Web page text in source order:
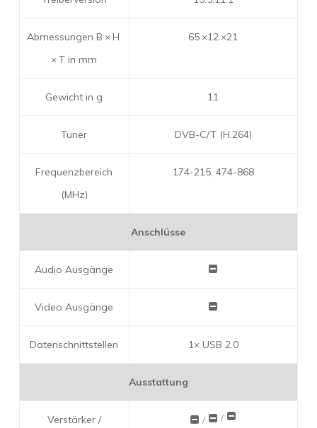
Abmessungen B × H
× T in mm
65 ×12 ×21
Gewicht in g 11
Tuner DVB-C/T (H.264)
Frequenzbereich
(MHz)
174-215, 474-868
Anschlüsse
Audio Ausgänge
Video Ausgänge
Datenschnittstellen 1× USB 2.0
Ausstattung
Verstärker /
/ /